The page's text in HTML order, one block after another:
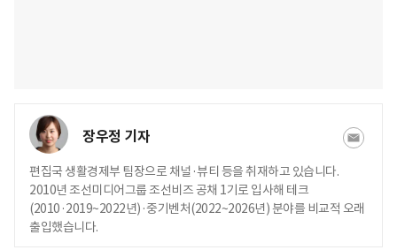
장우정 기자
편집국 생활경제부 팀장으로 채널·뷰티 등을 취재하고 있습니다.
2010년 조선미디어그룹 조선비즈 공채 1기로 입사해 테크
(2010·2019~2022년)·중기벤처(2022~2026년) 분야를 비교적 오래
출입했습니다.